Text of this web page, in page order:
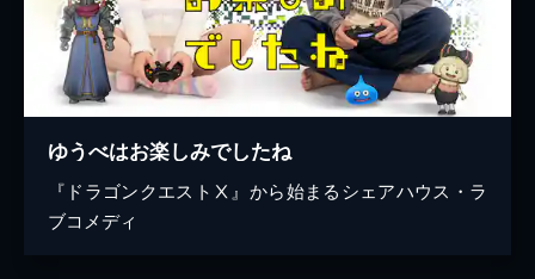
ゆうべはお楽しみでしたね
『ドラゴンクエストⅩ』から始まるシェアハウス・ラ
ブコメディ